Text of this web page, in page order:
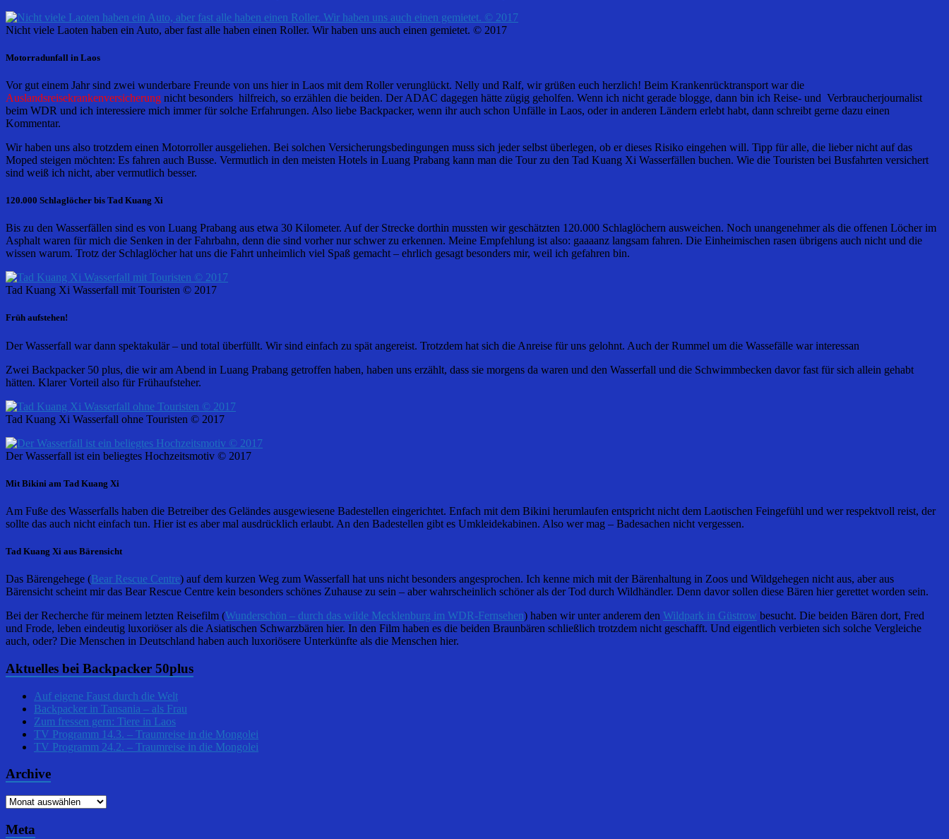
Nicht viele Laoten haben ein Auto, aber fast alle haben einen Roller. Wir haben uns auch einen gemietet. © 2017
Motorradunfall in Laos
Vor gut einem Jahr sind zwei wunderbare Freunde von uns hier in Laos mit dem Roller verunglückt. Nelly und Ralf, wir grüßen euch herzlich! Beim Krankenrücktransport war die
Auslandsreisekrankenversicherung nicht besonders hilfreich, so erzählen die beiden. Der ADAC dagegen hätte zügig geholfen. Wenn ich nicht gerade blogge, dann bin ich Reise- und Verbraucherjournalist
beim WDR und ich interessiere mich immer für solche Erfahrungen. Also liebe Backpacker, wenn ihr auch schon Unfälle in Laos, oder in anderen Ländern erlebt habt, dann schreibt gerne dazu einen
Kommentar.
Wir haben uns also trotzdem einen Motorroller ausgeliehen. Bei solchen Versicherungsbedingungen muss sich jeder selbst überlegen, ob er dieses Risiko eingehen will. Tipp für alle, die lieber nicht auf das
Moped steigen möchten: Es fahren auch Busse. Vermutlich in den meisten Hotels in Luang Prabang kann man die Tour zu den Tad Kuang Xi Wasserfällen buchen. Wie die Touristen bei Busfahrten versichert
sind weiß ich nicht, aber vermutlich besser.
120.000 Schlaglöcher bis Tad Kuang Xi
Bis zu den Wasserfällen sind es von Luang Prabang aus etwa 30 Kilometer. Auf der Strecke dorthin mussten wir geschätzten 120.000 Schlaglöchern ausweichen. Noch unangenehmer als die offenen Löcher im
Asphalt waren für mich die Senken in der Fahrbahn, denn die sind vorher nur schwer zu erkennen. Meine Empfehlung ist also: gaaaanz langsam fahren. Die Einheimischen rasen übrigens auch nicht und die
wissen warum. Trotz der Schlaglöcher hat uns die Fahrt unheimlich viel Spaß gemacht – ehrlich gesagt besonders mir, weil ich gefahren bin.
Tad Kuang Xi Wasserfall mit Touristen © 2017
Früh aufstehen!
Der Wasserfall war dann spektakulär – und total überfüllt. Wir sind einfach zu spät angereist. Trotzdem hat sich die Anreise für uns gelohnt. Auch der Rummel um die Wassefälle war interessan
Zwei Backpacker 50 plus, die wir am Abend in Luang Prabang getroffen haben, haben uns erzählt, dass sie morgens da waren und den Wasserfall und die Schwimmbecken davor fast für sich allein gehabt
hätten. Klarer Vorteil also für Frühaufsteher.
Tad Kuang Xi Wasserfall ohne Touristen © 2017
Der Wasserfall ist ein beliegtes Hochzeitsmotiv © 2017
Mit Bikini am Tad Kuang Xi
Am Fuße des Wasserfalls haben die Betreiber des Geländes ausgewiesene Badestellen eingerichtet. Enfach mit dem Bikini herumlaufen entspricht nicht dem Laotischen Feingefühl und wer respektvoll reist, der
sollte das auch nicht einfach tun. Hier ist es aber mal ausdrücklich erlaubt. An den Badestellen gibt es Umkleidekabinen. Also wer mag – Badesachen nicht vergessen.
Tad Kuang Xi aus Bärensicht
Das Bärengehege (Bear Rescue Centre) auf dem kurzen Weg zum Wasserfall hat uns nicht besonders angesprochen. Ich kenne mich mit der Bärenhaltung in Zoos und Wildgehegen nicht aus, aber aus
Bärensicht scheint mir das Bear Rescue Centre kein besonders schönes Zuhause zu sein – aber wahrscheinlich schöner als der Tod durch Wildhändler. Denn davor sollen diese Bären hier gerettet worden sein.
Bei der Recherche für meinem letzten Reisefilm (Wunderschön – durch das wilde Mecklenburg im WDR-Fernsehen) haben wir unter anderem den Wildpark in Güstrow besucht. Die beiden Bären dort, Fred
und Frode, leben eindeutig luxoriöser als die Asiatischen Schwarzbären hier. In den Film haben es die beiden Braunbären schließlich trotzdem nicht geschafft. Und eigentlich verbieten sich solche Vergleiche
auch, oder? Die Menschen in Deutschland haben auch luxoriösere Unterkünfte als die Menschen hier.
Aktuelles bei Backpacker 50plus
Auf eigene Faust durch die Welt
Backpacker in Tansania – als Frau
Zum fressen gern: Tiere in Laos
TV Programm 14.3. – Traumreise in die Mongolei
TV Programm 24.2. – Traumreise in die Mongolei
Archive
Archive
Meta